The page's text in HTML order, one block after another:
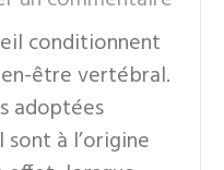
conditionnent
être vertébral.
adoptées
à l’origine